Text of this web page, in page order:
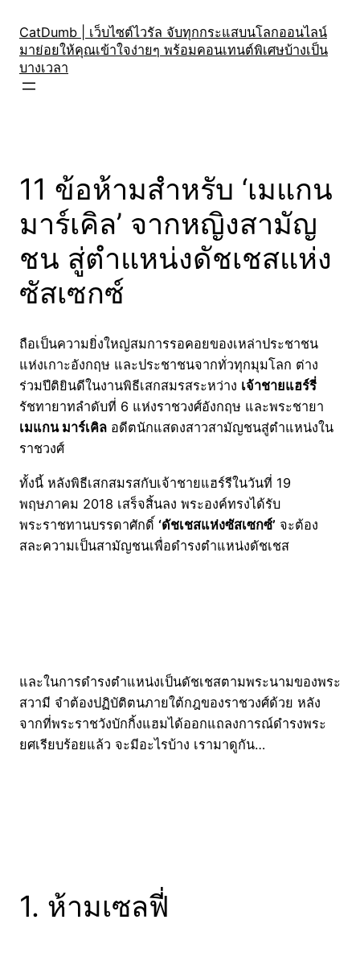
content
CatDumb | เว็บไซต์ไวรัล จับทุกกระแสบนโลกออนไลน์
มาย่อยให้คุณเข้าใจง่ายๆ พร้อมคอนเทนต์พิเศษบ้างเป็น
บางเวลา
11 ข้อห้ามสำหรับ ‘เมแกน
มาร์เคิล’ จากหญิงสามัญ
ชน สู่ตำแหน่งดัชเชสแห่ง
ซัสเซกซ์
ถือเป็นความยิ่งใหญ่สมการรอคอยของเหล่าประชาชน
แห่งเกาะอังกฤษ และประชาชนจากทั่วทุกมุมโลก ต่าง
ร่วมปีติยินดีในงานพิธีเสกสมรสระหว่าง เจ้าชายแฮร์รี่
รัชทายาทลำดับที่ 6 แห่งราชวงศ์อังกฤษ และพระชายา
เมแกน มาร์เคิล อดีตนักแสดงสาวสามัญชนสู่ตำแหน่งใน
ราชวงศ์
ทั้งนี้ หลังพิธีเสกสมรสกับเจ้าชายแฮร์รีในวันที่ 19
พฤษภาคม 2018 เสร็จสิ้นลง พระองค์ทรงได้รับ
พระราชทานบรรดาศักดิ์ ‘ดัชเชสแห่งซัสเซกซ์’ จะต้อง
สละความเป็นสามัญชนเพื่อดำรงตำแหน่งดัชเชส
และในการดำรงตำแหน่งเป็นดัชเชสตามพระนามของพระ
สวามี จำต้องปฏิบัติตนภายใต้กฎของราชวงศ์ด้วย หลัง
จากที่พระราชวังบักกิ้งแฮมได้ออกแถลงการณ์ดำรงพระ
ยศเรียบร้อยแล้ว จะมีอะไรบ้าง เรามาดูกัน…
1. ห้ามเซลฟี่